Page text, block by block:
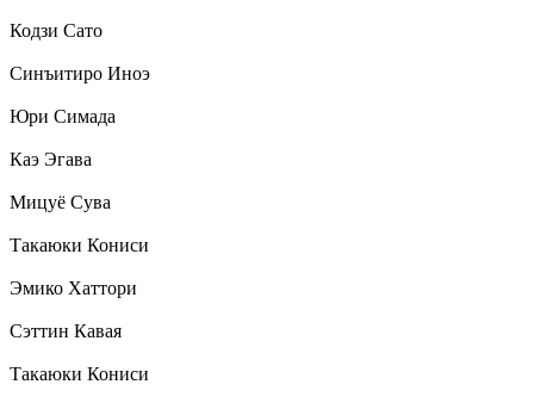
Кодзи Сато
Синъитиро Иноэ
Юри Симада
Каэ Эгава
Мицуё Сува
Такаюки Кониси
Эмико Хаттори
Сэттин Кавая
Такаюки Кониси